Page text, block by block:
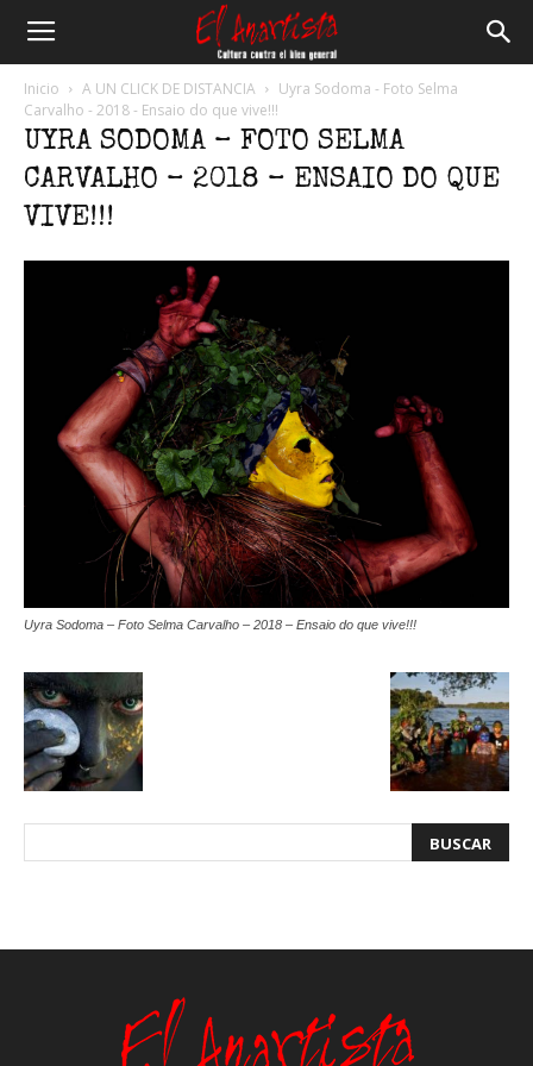
Anartista
Inicio A UN CLICK DE DISTANCIA
Uyra Sodoma - Foto Selma
Carvalho - 2018 - Ensaio do que vive!!!
UYRA SODOMA – FOTO SELMA
CARVALHO – 2018 – ENSAIO DO QUE
VIVE!!!
Uyra Sodoma – Foto Selma Carvalho – 2018 – Ensaio do que vive!!!